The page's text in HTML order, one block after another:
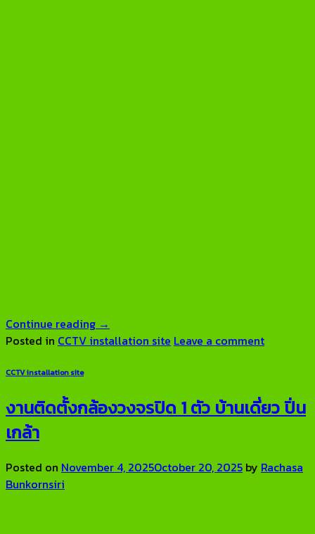
Continue reading →
Posted in CCTV installation site Leave a comment
CCTV installation site
งานติดตั้งกล้องวงจรปิด 1 ตัว บ้านเดี่ยว ปิ่น
เกล้า
Posted on November 4, 2025October 20, 2025 by Rachasa
Bunkornsiri